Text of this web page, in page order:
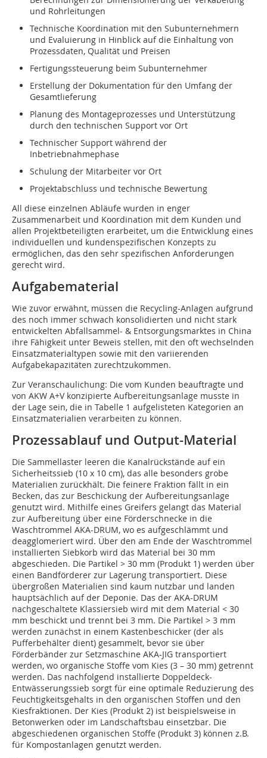
und Rohrleitungen
Technische Koordination mit den Subunternehmern
und Evaluierung in Hinblick auf die Einhaltung von
Prozessdaten, Qualität und Preisen
Fertigungssteuerung beim Subunternehmer
Erstellung der Dokumentation für den Umfang der
Gesamtlieferung
Planung des Montageprozesses und Unterstützung
durch den technischen Support vor Ort
Technischer Support während der
Inbetriebnahmephase
Schulung der Mitarbeiter vor Ort
Projektabschluss und technische Bewertung
All diese einzelnen Abläufe wurden in enger
Zusammenarbeit und Koordination mit dem Kunden und
allen Projektbeteiligten erarbeitet, um die Entwicklung eines
individuellen und kundenspezifischen Konzepts zu
ermöglichen, das den sehr spezifischen Anforderungen
gerecht wird.
Aufgabematerial
Wie zuvor erwähnt, müssen die Recycling-Anlagen aufgrund
des noch immer schwach konsolidierten und nicht stark
entwickelten Abfallsammel- & Entsorgungsmarktes in China
ihre Fähigkeit unter Beweis stellen, mit den oft wechselnden
Einsatzmaterialtypen sowie mit den variierenden
Aufgabekapazitäten zurechtzukommen.
Zur Veranschaulichung: Die vom Kunden beauftragte und
von AKW A+V konzipierte Aufbereitungsanlage musste in
der Lage sein, die in Tabelle 1 aufgelisteten Kategorien an
Einsatzmaterialien verarbeiten zu können.
Prozessablauf und Output-Material
Die Sammellaster leeren die Kanalrückstände auf ein
Sicherheitssieb (10 x 10 cm), das alle besonders grobe
Materialien zurückhält. Die feinere Fraktion fällt in ein
Becken, das zur Beschickung der Aufbereitungsanlage
genutzt wird. Mithilfe eines Greifers gelangt das Material
zur Aufbereitung über eine Förderschnecke in die
Waschtrommel AKA-DRUM, wo es aufgeschlämmt und
deagglomeriert wird. Über den am Ende der Waschtrommel
installierten Siebkorb wird das Material bei 30 mm
abgeschieden. Die Partikel > 30 mm (Produkt 1) werden über
einen Bandförderer zur Lagerung transportiert. Diese
übergroßen Materialien sind kaum nutzbar und landen
hauptsächlich auf der Deponie. Das der AKA-DRUM
nachgeschaltete Klassiersieb wird mit dem Material < 30
mm beschickt und trennt bei 3 mm. Die Partikel > 3 mm
werden zunächst in einem Kastenbeschicker (der als
Pufferbehälter dient) gesammelt, bevor sie über
Förderbänder zur Setzmaschine AKA-JIG transportiert
werden, wo organische Stoffe vom Kies (3 – 30 mm) getrennt
werden. Das nachfolgend installierte Doppeldeck-
Entwässerungssieb sorgt für eine optimale Reduzierung des
Feuchtigkeitsgehalts in den organischen Stoffen und den
Kiesfraktionen. Der Kies (Produkt 2) ist beispielsweise in
Betonwerken oder im Landschaftsbau einsetzbar. Die
abgeschiedenen organischen Stoffe (Produkt 3) können z.B.
für Kompostanlagen genutzt werden.